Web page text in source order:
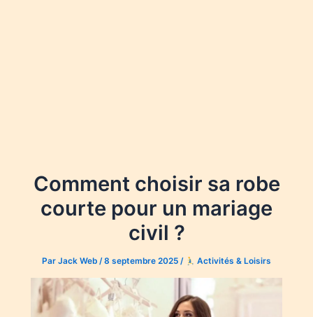
Comment choisir sa robe
courte pour un mariage
civil ?
ParJack Web/8 septembre 2025/ Activités & Loisirs